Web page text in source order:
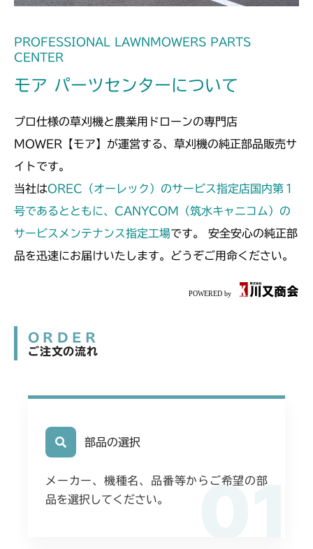
PROFESSIONAL LAWNMOWERS PARTS
CENTER
モア パーツセンターについて
プロ仕様の草刈機と農業用ドローンの専門店
MOWER【モア】が運営する、草刈機の純正部品販売サ
イトです。
当社はOREC（オーレック）のサービス指定店国内第１
号であるとともに、CANYCOM（筑水キャニコム）の
サービスメンテナンス指定工場です。 安全安心の純正部
品を迅速にお届けいたします。どうぞご用命ください。
ORDER
ご注文の流れ
01
部品の選択
メーカー、機種名、品番等からご希望の部
品を選択してください。